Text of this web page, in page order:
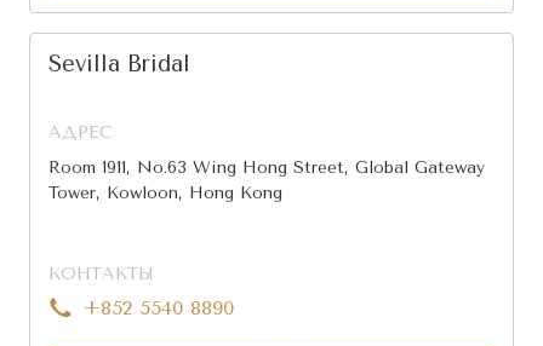
Sevilla Bridal
АДРЕС
Room 1911, No.63 Wing Hong Street, Global Gateway
Tower, Kowloon, Hong Kong
КОНТАКТЫ
+852 5540 8890